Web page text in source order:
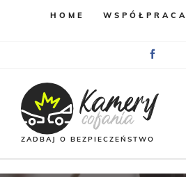
HOME WSPÓŁPRACA
ZADBAJ O BEZPIECZEŃSTWO